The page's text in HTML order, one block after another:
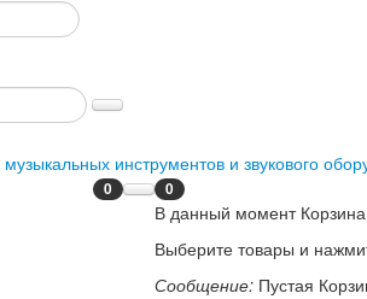
0
В данный момент Корзина
Выберите товары и
Сообщение: Пустая
0